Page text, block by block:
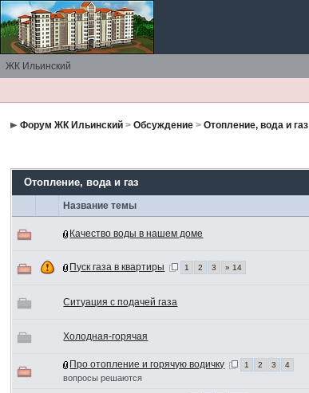
ЖК Ильинский
Форум ЖК Ильинский >Обсуждение >Отопление, вода и газ
Отопление, вода и газ
Название темы
Качество воды в нашем доме
Пуск газа в квартиры 1 2 3 » 14
Ситуация с подачей газа
Холодная-горячая
Про отопление и горячую водичку 1 2 3 4
вопросы решаются